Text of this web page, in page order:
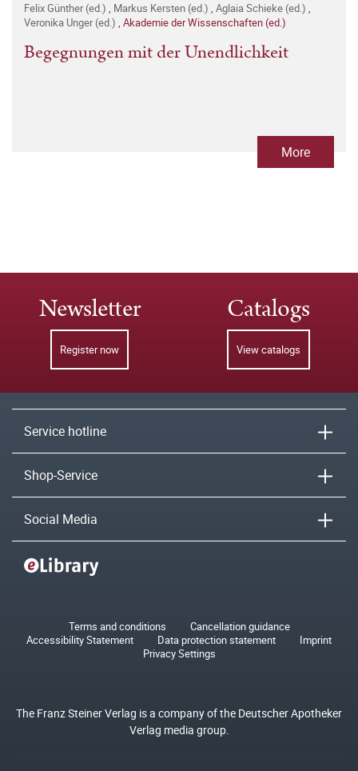
Felix Günther (ed.) , Markus Kersten (ed.) , Aglaia Schieke (ed.) ,
Veronika Unger (ed.) , Akademie der Wissenschaften (ed.)
Begegnungen mit der Unendlichkeit
More
Newsletter
Register now
Catalogs
View catalogs
Service hotline
Shop-Service
Social Media
Terms and conditions
Cancellation guidance
Accessibility Statement
Data protection statement
Imprint
Privacy Settings
The Franz Steiner Verlag is a company of the Deutscher Apotheker
Verlag media group.